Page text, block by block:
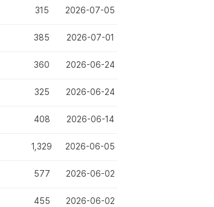
315 2026-07-05
385 2026-07-01
360 2026-06-24
325 2026-06-24
408 2026-06-14
1,329 2026-06-05
577 2026-06-02
455 2026-06-02